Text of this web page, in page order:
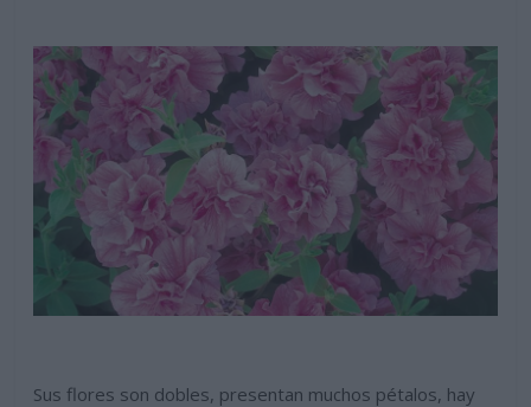
Sus flores son dobles, presentan muchos pétalos, hay